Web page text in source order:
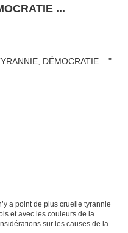
...
a point de plus cruelle tyrannie
et avec les couleurs de la
sur les causes de la